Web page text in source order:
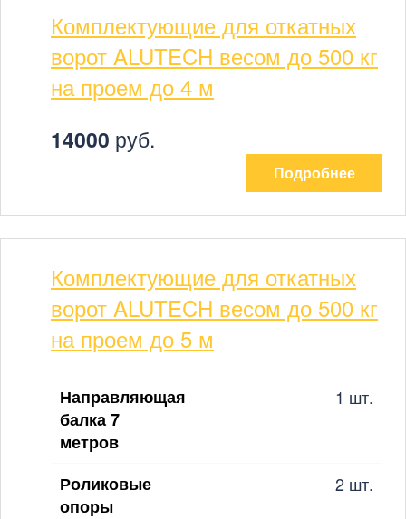
Комплектующие для откатных
ворот ALUTECH весом до 500 кг
на проем до 4 м
14000 руб.
Подробнее
Комплектующие для откатных
ворот ALUTECH весом до 500 кг
на проем до 5 м
Направляющая
балка 7
метров
1 шт.
Роликовые
опоры
2 шт.